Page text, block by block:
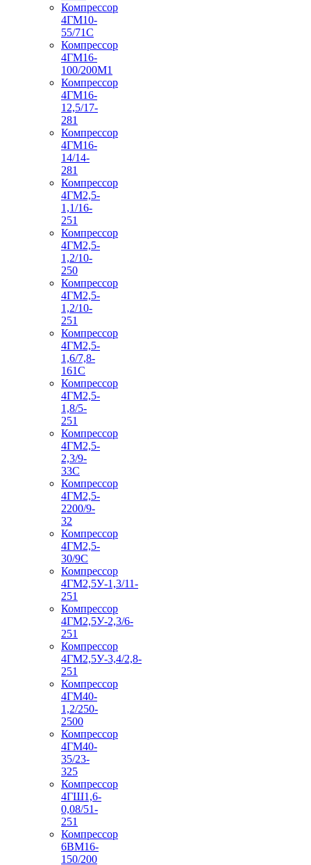
Компрессор
4ГМ10-
55/71С
Компрессор
4ГМ16-
100/200М1
Компрессор
4ГМ16-
12,5/17-
281
Компрессор
4ГМ16-
14/14-
281
Компрессор
4ГМ2,5-
1,1/16-
251
Компрессор
4ГМ2,5-
1,2/10-
250
Компрессор
4ГМ2,5-
1,2/10-
251
Компрессор
4ГМ2,5-
1,6/7,8-
161С
Компрессор
4ГМ2,5-
1,8/5-
251
Компрессор
4ГМ2,5-
2,3/9-
33С
Компрессор
4ГМ2,5-
2200/9-
32
Компрессор
4ГМ2,5-
30/9С
Компрессор
4ГМ2,5У-1,3/11-
251
Компрессор
4ГМ2,5У-2,3/6-
251
Компрессор
4ГМ2,5У-3,4/2,8-
251
Компрессор
4ГМ40-
1,2/250-
2500
Компрессор
4ГМ40-
35/23-
325
Компрессор
4ГШ1,6-
0,08/51-
251
Компрессор
6ВМ16-
150/200